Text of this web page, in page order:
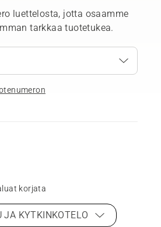
luettelosta, jotta osaamme
tarkkaa tuotetukea.
korjata
JA KYTKINKOTELO